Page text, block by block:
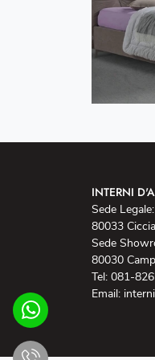
INTERNI
Sede
80033
Sede
80030
Tel: 081-
Email: